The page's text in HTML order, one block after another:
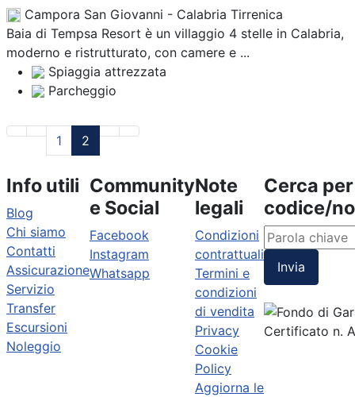
Campora San Giovanni - Calabria Tirrenica
Baia di Tempsa Resort è un villaggio 4 stelle in Calabria,
moderno e ristrutturato, con camere e ...
Spiaggia attrezzata
Parcheggio
1 2
Info utili
Blog
Chi siamo
Contatti
Assicurazione
Servizio
Transfer
Escursioni
Noleggio
Community
e Social
Facebook
Instagram
Whatsapp
Note
legali
Condizioni
contrattuali
Termini e
condizioni
di vendita
Privacy
Cookie
Policy
Aggiorna le
Cerca per
codice/
Invia
Certificato n.